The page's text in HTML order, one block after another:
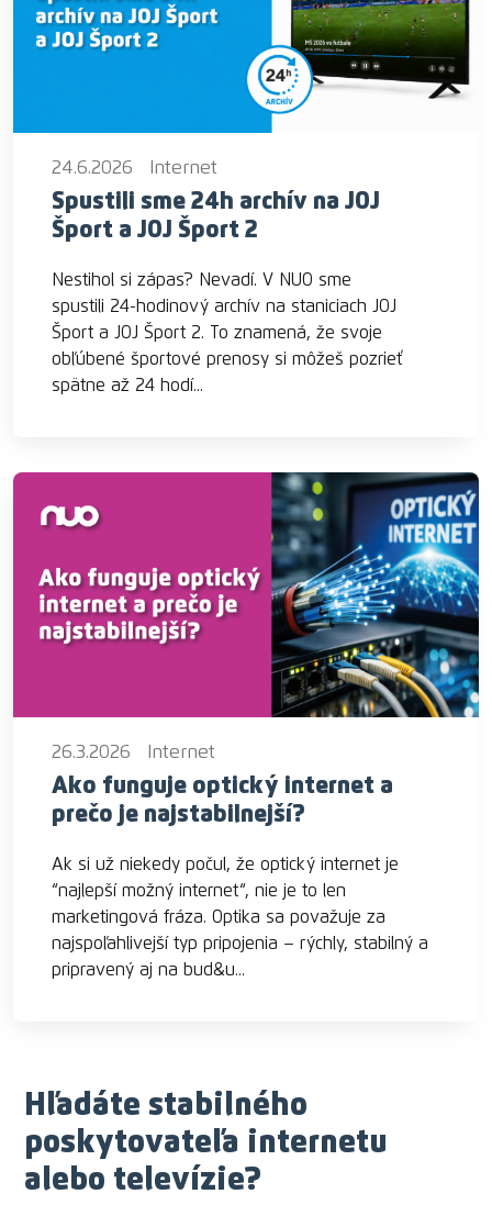
24.6.2026 Internet
Spustili sme 24h archív na JOJ
Šport a JOJ Šport 2
Nestihol si zápas? Nevadí. V NUO sme
spustili 24-hodinový archív na staniciach JOJ
Šport a JOJ Šport 2. To znamená, že svoje
obľúbené športové prenosy si môžeš pozrieť
spätne až 24 hodí...
26.3.2026 Internet
Ako funguje optický internet a
prečo je najstabilnejší?
Ak si už niekedy počul, že optický internet je
“najlepší možný internet“, nie je to len
marketingová fráza. Optika sa považuje za
najspoľahlivejší typ pripojenia – rýchly, stabilný a
pripravený aj na bud&u...
Hľadáte stabilného
poskytovateľa internetu
alebo televízie?